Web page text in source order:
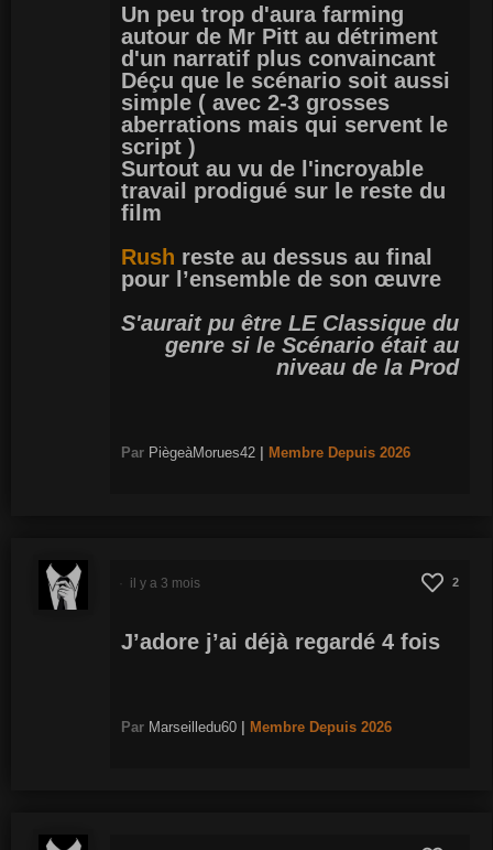
Un peu trop d'aura farming
autour de Mr Pitt au détriment
d'un narratif plus convaincant
Déçu que le scénario soit aussi
simple ( avec 2-3 grosses
aberrations mais qui servent le
script )
Surtout au vu de l'incroyable
travail prodigué sur le reste du
film
Rush reste au dessus au final
pour l’ensemble de son œuvre
S'aurait pu être LE Classique du
genre si le Scénario était au
niveau de la Prod
Par PiègeàMorues42 Membre Depuis 2026
2
J’adore j’ai déjà regardé 4 fois
Par Marseilledu60 Membre Depuis 2026
il y a 3 mois